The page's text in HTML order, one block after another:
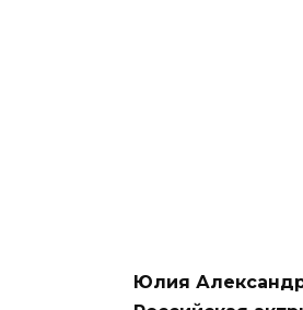
Юлия